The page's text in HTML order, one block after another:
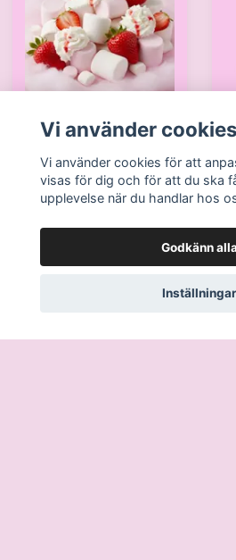
pink”
Vi använder cookies
Vi använder cookies för att
visas för dig och för att du ska
upplevelse när du handlar hos
Godkänn alla
Inställningar